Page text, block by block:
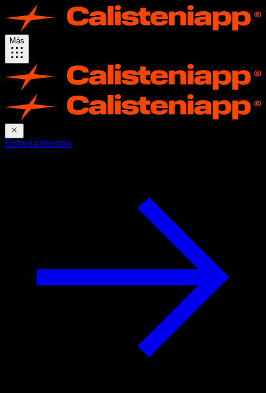
Más
Entrenamientos